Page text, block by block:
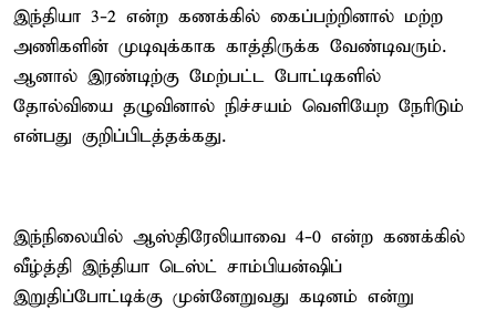
இந்தியா 3-2 என்ற கணக்கில் கைப்பற்றினால் மற்ற
அணிகளின் முடிவுக்காக காத்திருக்க வேண்டிவரும்.
ஆனால் இரண்டிற்கு மேற்பட்ட போட்டிகளில்
தோல்வியை தழுவினால் நிச்சயம் வெளியேற நேரிடும்
என்பது குறிப்பிடத்தக்கது.
இந்நிலையில் ஆஸ்திரேலியாவை 4-0 என்ற கணக்கில்
வீழ்த்தி இந்தியா டெஸ்ட் சாம்பியன்ஷிப்
இறுதிப்போட்டிக்கு முன்னேறுவது கடினம் என்று